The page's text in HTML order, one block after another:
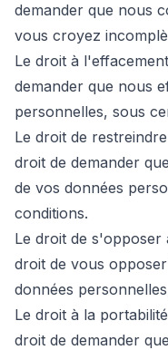
demander que nous
vous croyez
Le droit à
demander que nous
personnelles, sous
Le droit de
droit de demander
de vos données
conditions.
Le droit de s'opposer
droit de vous
données
Le droit à la
droit de demander